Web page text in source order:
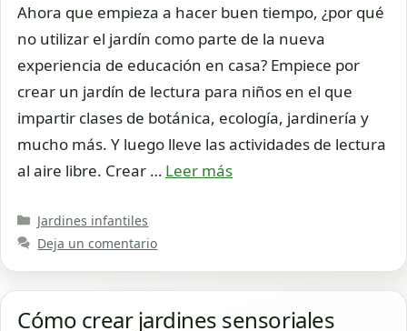
Ahora que empieza a hacer buen tiempo, ¿por qué
no utilizar el jardín como parte de la nueva
experiencia de educación en casa? Empiece por
crear un jardín de lectura para niños en el que
impartir clases de botánica, ecología, jardinería y
mucho más. Y luego lleve las actividades de lectura
al aire libre. Crear … Leer más
Categorías
Jardines infantiles
Deja un comentario
Cómo crear jardines sensoriales